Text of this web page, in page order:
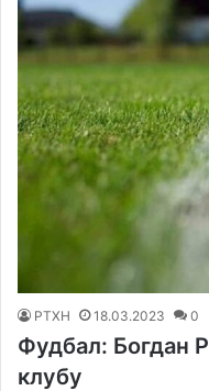
РТХН 18.03.2023 0
Фудбал: Богдан
клубу